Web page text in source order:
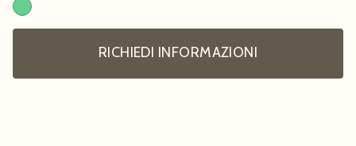
RICHIEDI INFORMAZIONI